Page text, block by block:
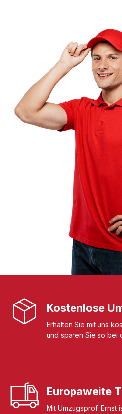
Kostenlose
Erhalten Sie mit uns
und sparen Sie so bei
Europaweite
Mit Umzugsprofi Ernst